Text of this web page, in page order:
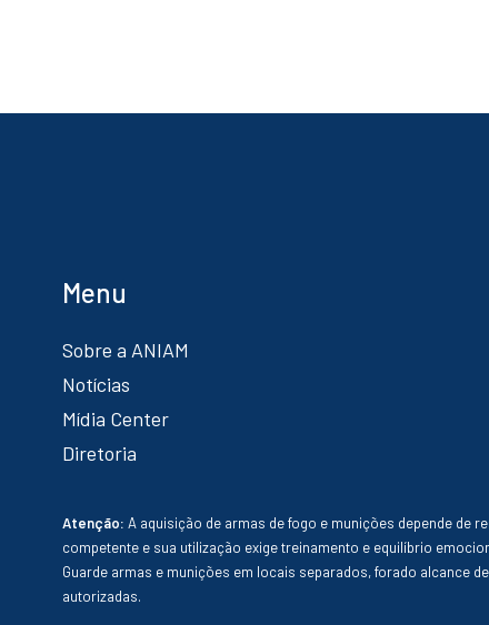
Menu
Sobre a ANIAM
Notícias
Mídia Center
Diretoria
Atenção: A aquisição de armas de fogo e munições depende de
competente e sua utilização exige treinamento e equilíbrio
Guarde armas e munições em locais separados, forado alcance
autorizadas.